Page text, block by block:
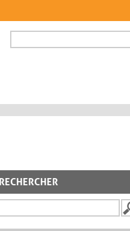
FORMULAIRE DE
RECHERCHER